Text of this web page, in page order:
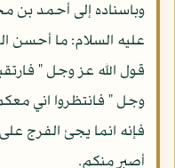
وباسناده إلى أحمد بن
عليه السلام: ما أحسن
قول الله عز وجل "
وجل " فانتظروا اني
فإنه انما يجئ الفرج
أصبر منكم.